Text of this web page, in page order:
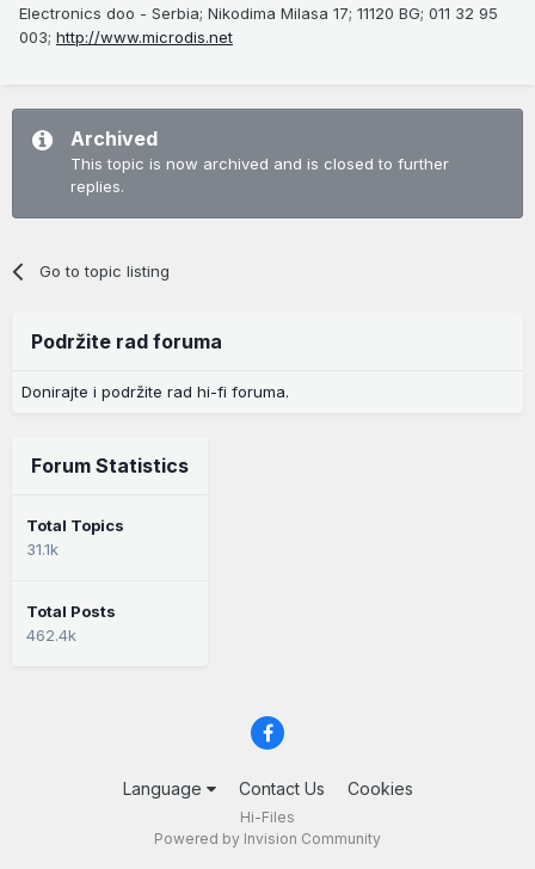
Electronics doo - Serbia; Nikodima Milasa 17; 11120 BG; 011 32 95
003; http://www.microdis.net
Archived
This topic is now archived and is closed to further
replies.
Go to topic listing
Podržite rad foruma
Donirajte i podržite rad hi-fi foruma.
Forum Statistics
Total Topics
31.1k
Total Posts
462.4k
Language Contact Us Cookies
Hi-Files
Powered by Invision Community